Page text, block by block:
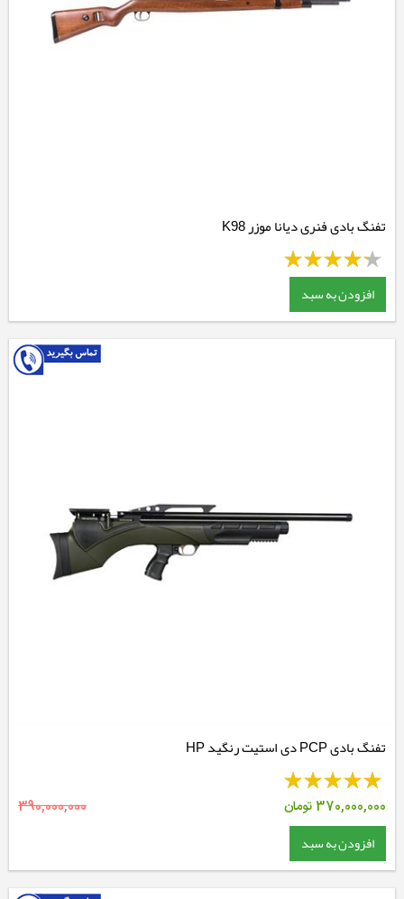
تفنگ بادی فنری دیانا موزر K98
افزودن به سبد
تفنگ بادی PCP دی استیت رنگید HP
370,000,000تومان 390,000,000
افزودن به سبد